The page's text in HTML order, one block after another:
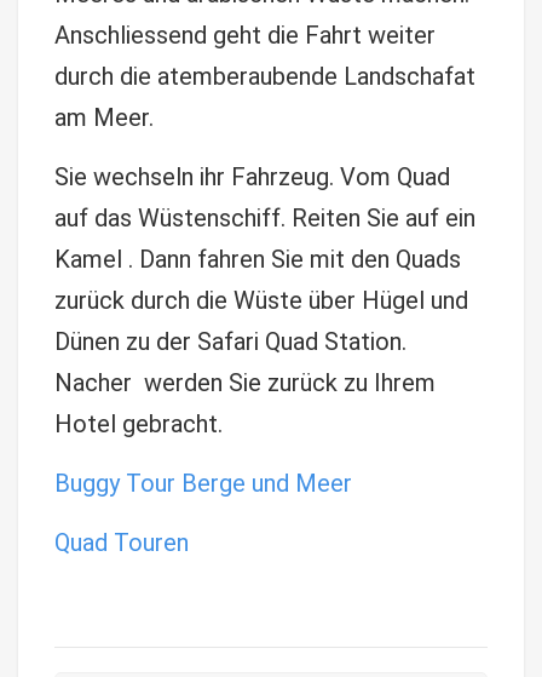
Anschliessend geht die Fahrt weiter
durch die atemberaubende Landschafat
am Meer.
Sie wechseln ihr Fahrzeug. Vom Quad
auf das Wüstenschiff. Reiten Sie auf ein
Kamel . Dann fahren Sie mit den Quads
zurück durch die Wüste über Hügel und
Dünen zu der Safari Quad Station.
Nacher werden Sie zurück zu Ihrem
Hotel gebracht.
Buggy Tour Berge und Meer
Quad Touren